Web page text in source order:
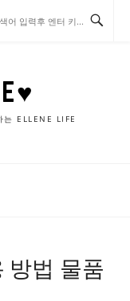
는 ELLENE LIFE
방법 물품